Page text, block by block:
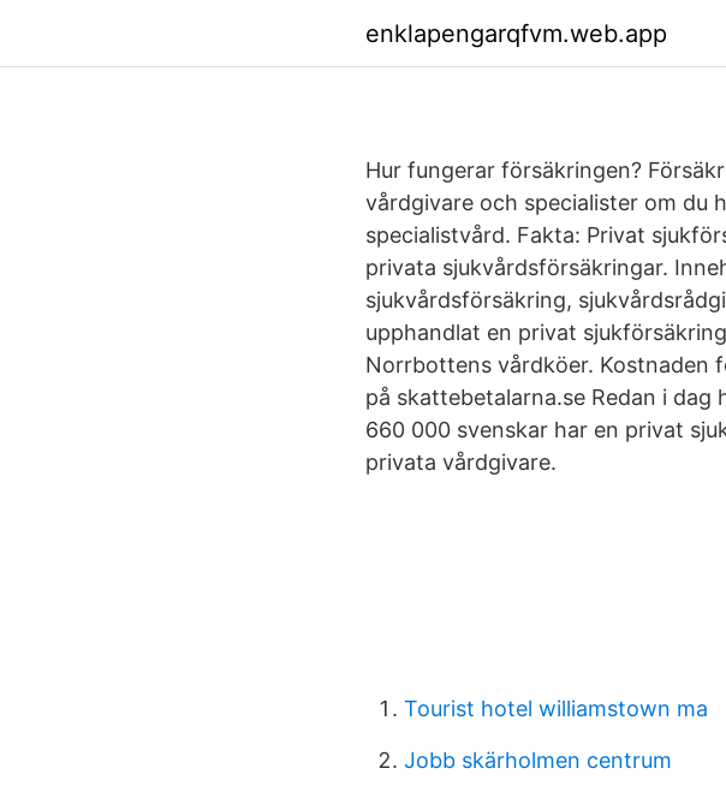
enklapengarqfvm.web.app
Hur fungerar försäkringen?
vårdgivare och specialister om du
specialistvård. Fakta: Privat
privata sjukvårdsförsäkringar.
sjukvårdsförsäkring,
upphandlat en privat
Norrbottens vårdköer. Kostnaden
på skattebetalarna.se Redan i
660 000 svenskar har en privat
privata vårdgivare.
Tourist hotel williamstown ma
Jobb skärholmen centrum